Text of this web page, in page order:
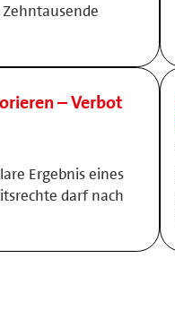
– Verbot
Ergebnis eines
darf nach